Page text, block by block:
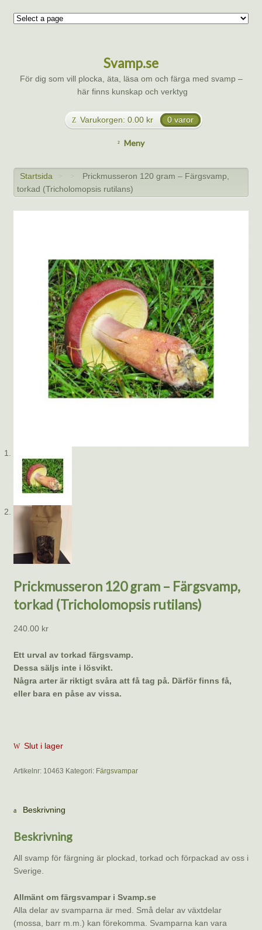
Svamp.se
För dig som vill plocka, äta, läsa om och färga med svamp –
här finns kunskap och verktyg
Varukorgen: 0.00 kr 0 varor
Meny
Startsida > >
Prickmusseron 120 gram – Färgsvamp,
torkad (Tricholomopsis rutilans)
Prickmusseron 120 gram – Färgsvamp,
torkad (Tricholomopsis rutilans)
240.00 kr
Ett urval av torkad färgsvamp.
Dessa säljs inte i lösvikt.
Några arter är riktigt svåra att få tag på. Därför finns få,
eller bara en påse av vissa.
Slut i lager
Artikelnr: 10463 Kategori: Färgsvampar
Beskrivning
Beskrivning
All svamp för färgning är plockad, torkad och förpackad av oss i
Sverige.
Allmänt om färgsvampar i Svamp.se
Alla delar av svamparna är med. Små delar av växtdelar
(mossa, barr m.m.) kan förekomma. Svamparna kan vara